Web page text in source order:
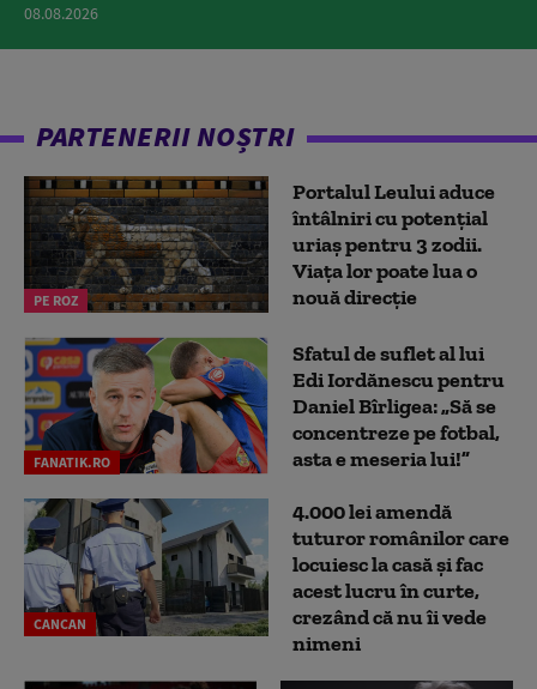
08.08.2026
PARTENERII NOȘTRI
PE ROZ
Portalul Leului aduce
întâlniri cu potențial
uriaș pentru 3 zodii.
Viața lor poate lua o
nouă direcție
FANATIK.RO
Sfatul de suflet al lui
Edi Iordănescu pentru
Daniel Bîrligea: „Să se
concentreze pe fotbal,
asta e meseria lui!”
CANCAN
4.000 lei amendă
tuturor românilor care
locuiesc la casă și fac
acest lucru în curte,
crezând că nu îi vede
nimeni